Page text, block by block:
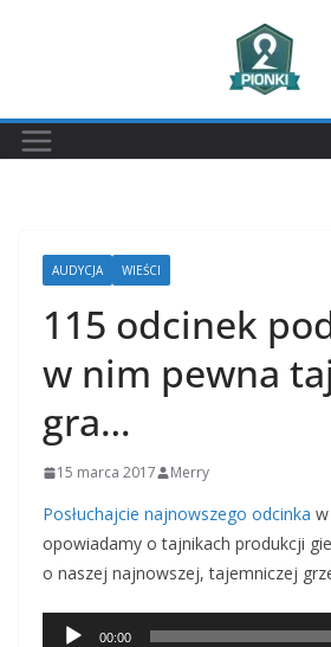
AUDYCJA WIEŚCI
115 odcinek
w nim pewna
gra…
15 marca 2017 Merry
Posłuchajcie najnowszego odcinka
opowiadamy o tajnikach produkcji
o naszej najnowszej, tajemniczej
Odtwarzacz
00:00